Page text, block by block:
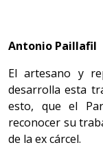
Antonio Paillafil
El artesano y
desarrolla esta
esto, que el
reconocer su
de la ex cárcel.